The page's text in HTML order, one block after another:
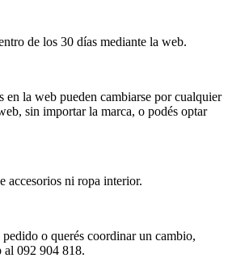
de los 30 días mediante la web.
en la web pueden cambiarse por cualquier
sin importar la marca, o podés optar
accesorios ni ropa interior.
o querés coordinar un cambio,
al 092 904 818.